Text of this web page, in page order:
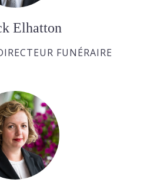
Elhatton
FUNÉRAIRE